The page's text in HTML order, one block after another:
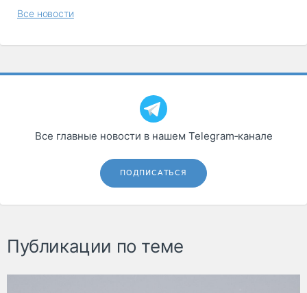
Все новости
Все главные новости в нашем Telegram‑канале
ПОДПИСАТЬСЯ
Публикации по теме